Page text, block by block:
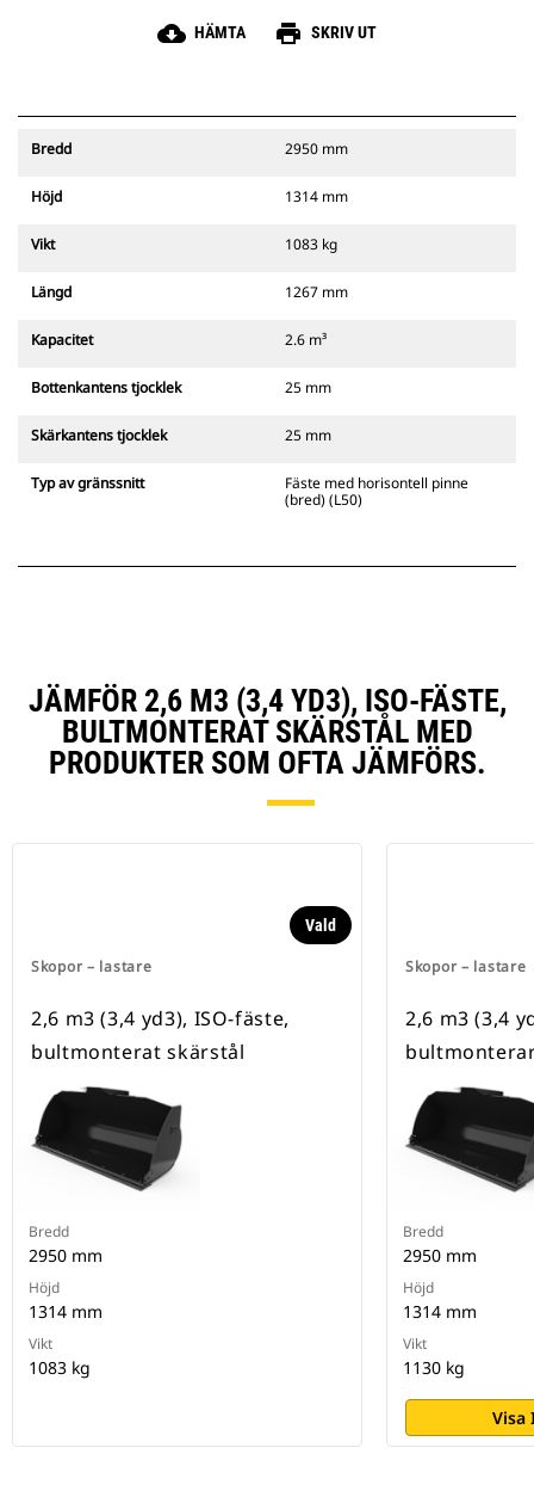
cloud_download HÄMTA print SKRIV UT
Bredd 2950 mm
Höjd 1314 mm
Vikt 1083 kg
Längd 1267 mm
Kapacitet 2.6 m³
Bottenkantens tjocklek 25 mm
Skärkantens tjocklek 25 mm
Typ av gränssnitt
Fäste med horisontell pinne
(bred) (L50)
JÄMFÖR 2,6 M3 (3,4 YD3), ISO-FÄSTE,
BULTMONTERAT SKÄRSTÅL MED
PRODUKTER SOM OFTA JÄMFÖRS.
Skopor – lastare
Vald
2,6 m3 (3,4 yd3), ISO-fäste,
bultmonterat skärstål
Bredd
2950 mm
Höjd
1314 mm
Vikt
1083 kg
Skopor – lastare
2,6 m3 (3,4
Bredd
2950 mm
Höjd
1314 mm
Vikt
1130 kg
Visa